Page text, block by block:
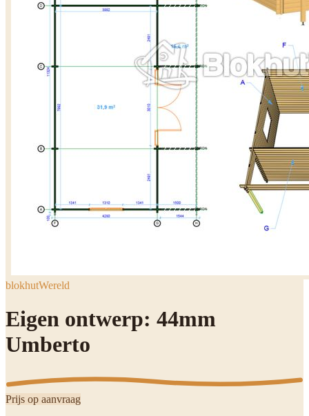
blokhutWereld
Eigen ontwerp: 44mm
Umberto
Prijs op aanvraag